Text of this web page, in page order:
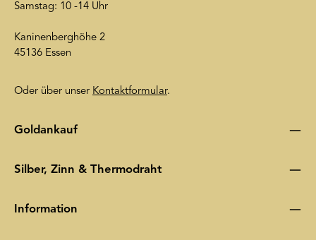
Samstag: 10 -14 Uhr
Kaninenberghöhe 2
45136 Essen
Oder über unser Kontaktformular.
Goldankauf
Silber, Zinn & Thermodraht
Information